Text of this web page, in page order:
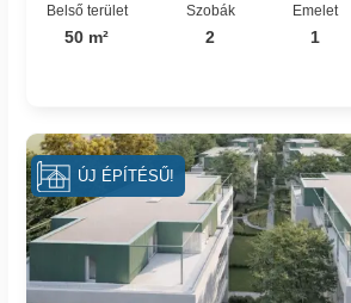
Belső terület
50 m²
Szobák
2
Emelet
1
ÚJ ÉPÍTÉSŰ!